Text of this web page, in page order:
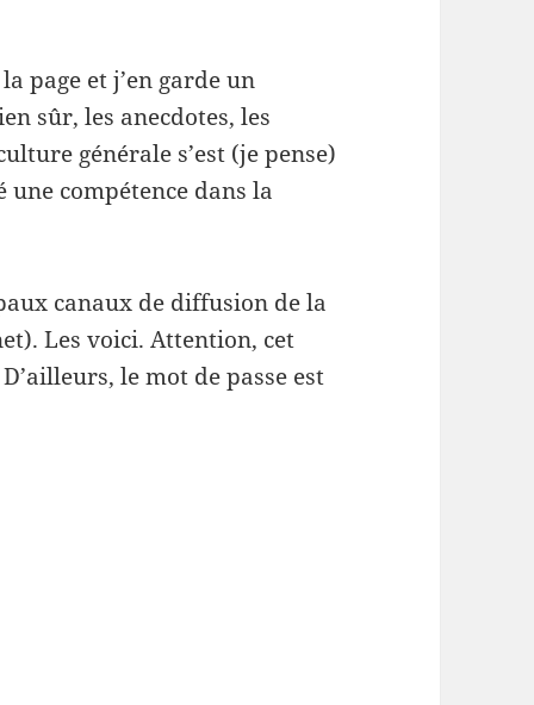
page et j’en garde un
sûr, les anecdotes, les
générale s’est (je pense)
une compétence dans la
canaux de diffusion de la
Les voici. Attention, cet
le mot de passe est